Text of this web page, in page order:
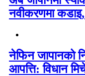
नवीकरणमा
नेफिन जापानको
आपत्ति: विधान